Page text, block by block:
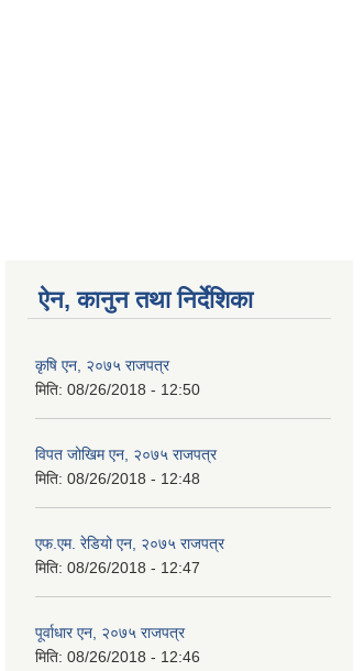
ऐन, कानुन तथा निर्देशिका
कृषि एन, २०७५ राजपत्र
मिति: 08/26/2018 - 12:50
विपत जोखिम एन, २०७५ राजपत्र
मिति: 08/26/2018 - 12:48
एफ.एम. रेडियो एन, २०७५ राजपत्र
मिति: 08/26/2018 - 12:47
पूर्वाधार एन, २०७५ राजपत्र
मिति: 08/26/2018 - 12:46